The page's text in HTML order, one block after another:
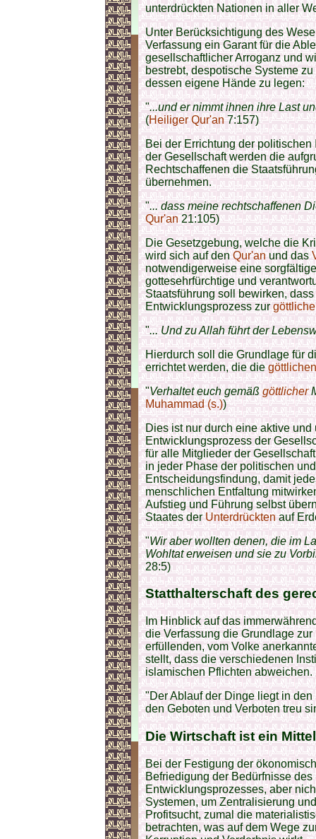
unterdrückten Nationen in aller
Unter Berücksichtigung des
Verfassung ein Garant für die
gesellschaftlicher Arroganz und
bestrebt, despotische Systeme
dessen eigene Hände zu legen:
"...und er nimmt ihnen ihre Last
(Heiliger Qur'an7:157)
Bei der Errichtung der
der Gesellschaft werden die
Rechtschaffenen die
übernehmen.
"... dass meine rechtschaffenen
Qur'an21:105)
Die Gesetzgebung, welche die
wird sich auf denQur'anund das
notwendigerweise eine
gottesehrfürchtige und
Staatsführung soll bewirken,
Entwicklungsprozess zur
"... Und zu Allah führt der
Hierdurch soll die Grundlage für
errichtet werden, die diegöttlichen
"Verhaltet euch gemäßgöttlicher
Muhammad (s.))
Dies ist nur durch eine aktive
Entwicklungsprozess der
für alle Mitglieder der
in jeder Phase der politischen
Entscheidungsfindung, damit
menschlichen Entfaltung
Aufstieg und Führung selbst
Staates derUnterdrücktenauf
"Wir aber wollten denen, die im
Wohltat erweisen und sie zu
28:5)
Statthalterschaftdes
Im Hinblick auf das
die Verfassung die Grundlage
erfüllenden, vom Volke
stellt, dass die verschiedenen
islamischen Pflichten abweichen.
"Der Ablauf der Dinge liegt in
den Geboten und Verboten treu
DieWirtschaftist ein
Bei der Festigung der
Befriedigung der Bedürfnisse des
Entwicklungsprozesses, aber
Systemen, um Zentralisierung
Profitsucht, zumal die
betrachten, was auf dem Wege